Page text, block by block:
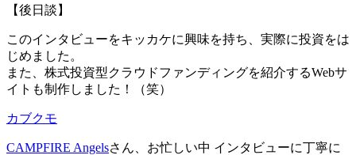
【後日談】
このインタビューをキッカケに興味を持ち、実際に投資をは
じめました。
また、株式投資型クラウドファンディングを紹介するWebサ
イトも制作しました！（笑）
カブクモ
CAMPFIRE Angelsさん、お忙しい中 インタビューに丁寧に